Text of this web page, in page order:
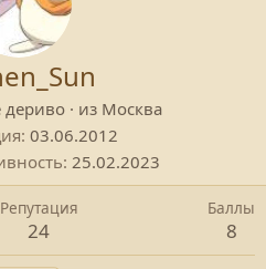
· из Москва
03.06.2012
25.02.2023
Репутация
24
Баллы
8